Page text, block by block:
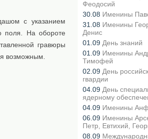
с указанием
поля. На обороте
гравюры
возможным.
Феодосий
30.08 Именины
31.08 Именины
Денис
01.09 День знаний
01.09 Именины
Тимофей
02.09 День
гвардии
04.09 День
ядерному
04.09 Именины
06.09 Именины
Петр, Евтихий,
08.09